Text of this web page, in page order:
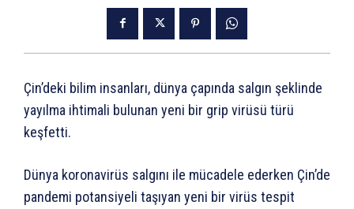
Çin’deki bilim insanları, dünya çapında salgın şeklinde
yayılma ihtimali bulunan yeni bir grip virüsü türü
keşfetti.
Dünya koronavirüs salgını ile mücadele ederken Çin’de
pandemi potansiyeli taşıyan yeni bir virüs tespit